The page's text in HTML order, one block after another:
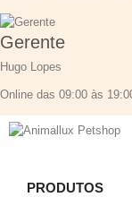
Gerente
Hugo Lopes
Online das 09:00 às
PRODUTOS